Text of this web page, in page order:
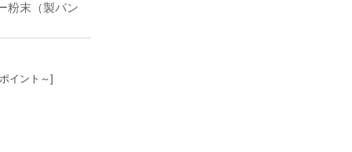
粉末（製パン
イント～]